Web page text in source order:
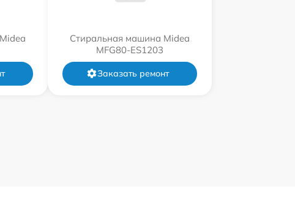
Стиральная машина Midea
MFG80-ES1203
Заказать ремонт